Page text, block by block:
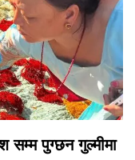
सम्म पुग्छन गुल्मीमा